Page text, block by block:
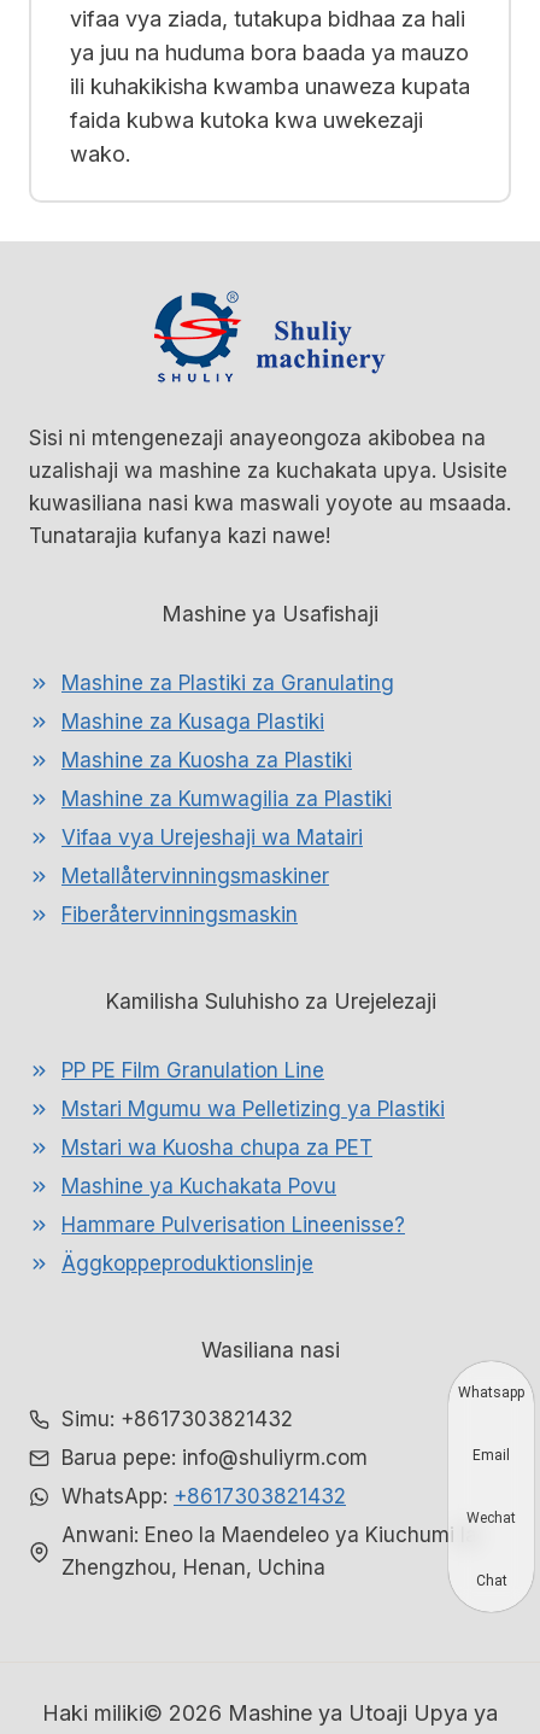
vifaa vya ziada, tutakupa bidhaa za hali
ya juu na huduma bora baada ya mauzo
ili kuhakikisha kwamba unaweza kupata
faida kubwa kutoka kwa uwekezaji
wako.
Sisi ni mtengenezaji anayeongoza akibobea na
uzalishaji wa mashine za kuchakata upya. Usisite
kuwasiliana nasi kwa maswali yoyote au msaada.
Tunatarajia kufanya kazi nawe!
Mashine ya Usafishaji
Mashine za Plastiki za Granulating
Mashine za Kusaga Plastiki
Mashine za Kuosha za Plastiki
Mashine za Kumwagilia za Plastiki
Vifaa vya Urejeshaji wa Matairi
Metallåtervinningsmaskiner
Fiberåtervinningsmaskin
Kamilisha Suluhisho za Urejelezaji
PP PE Film Granulation Line
Mstari Mgumu wa Pelletizing ya Plastiki
Mstari wa Kuosha chupa za PET
Mashine ya Kuchakata Povu
Hammare Pulverisation Lineenisse?
Äggkoppeproduktionslinje
Wasiliana nasi
Simu: +8617303821432
Barua pepe: info@shuliyrm.com
WhatsApp: +8617303821432
Anwani: Eneo la Maendeleo ya Kiuchumi la
Zhengzhou, Henan, Uchina
Haki miliki© 2026 Mashine ya Utoaji Upya ya
Whatsapp
Email
Wechat
Chat